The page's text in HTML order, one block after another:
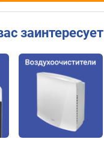
заинтересует